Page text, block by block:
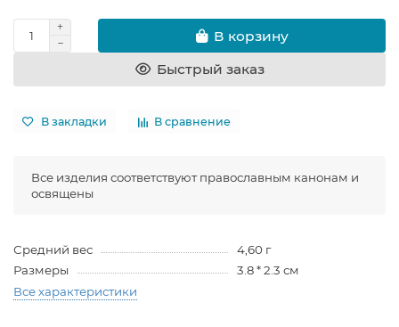
В корзину
Быстрый заказ
В закладки В сравнение
Все изделия соответствуют православным канонам и
освящены
Средний вес
4,60 г
Размеры
3.8 * 2.3 см
Все характеристики